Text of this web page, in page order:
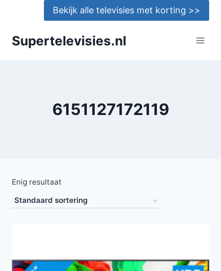
Bekijk alle televisies met korting >>
Supertelevisies.nl
6151127172119
Enig resultaat